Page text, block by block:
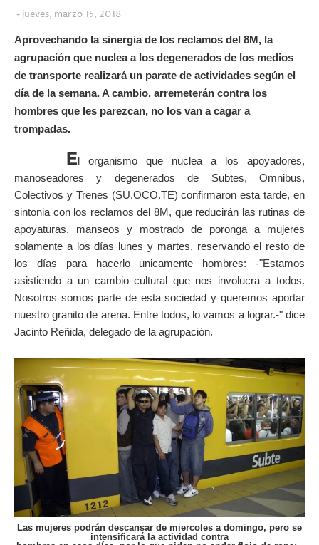
jueves, marzo 15, 2018
Aprovechando la sinergia de los reclamos del 8M, la
agrupación que nuclea a los degenerados de los medios
de transporte realizará un parate de actividades según el
día de la semana. A cambio, arremeterán contra los
hombres que les parezcan, no los van a cagar a
trompadas.
El organismo que nuclea a los apoyadores,
manoseadores y degenerados de Subtes, Omnibus,
Colectivos y Trenes (SU.OCO.TE) confirmaron esta tarde, en
sintonia con los reclamos del 8M, que reducirán las rutinas de
apoyaturas, manseos y mostrado de poronga a mujeres
solamente a los días lunes y martes, reservando el resto de
los días para hacerlo unicamente hombres: -"Estamos
asistiendo a un cambio cultural que nos involucra a todos.
Nosotros somos parte de esta sociedad y queremos aportar
nuestro granito de arena. Entre todos, lo vamos a lograr.-" dice
Jacinto Reñida, delegado de la agrupación.
Las mujeres podrán descansar de miercoles a domingo, pero se
intensificará la actividad contra